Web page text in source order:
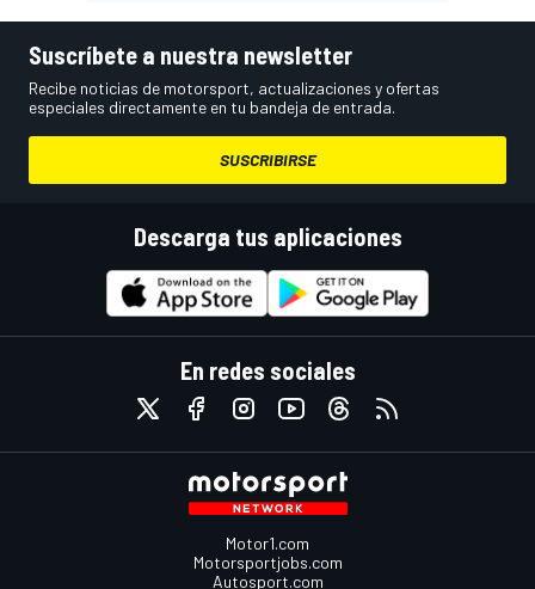
Suscríbete a nuestra newsletter
Recibe noticias de motorsport, actualizaciones y ofertas
especiales directamente en tu bandeja de entrada.
SUSCRIBIRSE
Descarga tus aplicaciones
En redes sociales
Motor1.com
Motorsportjobs.com
Autosport.com